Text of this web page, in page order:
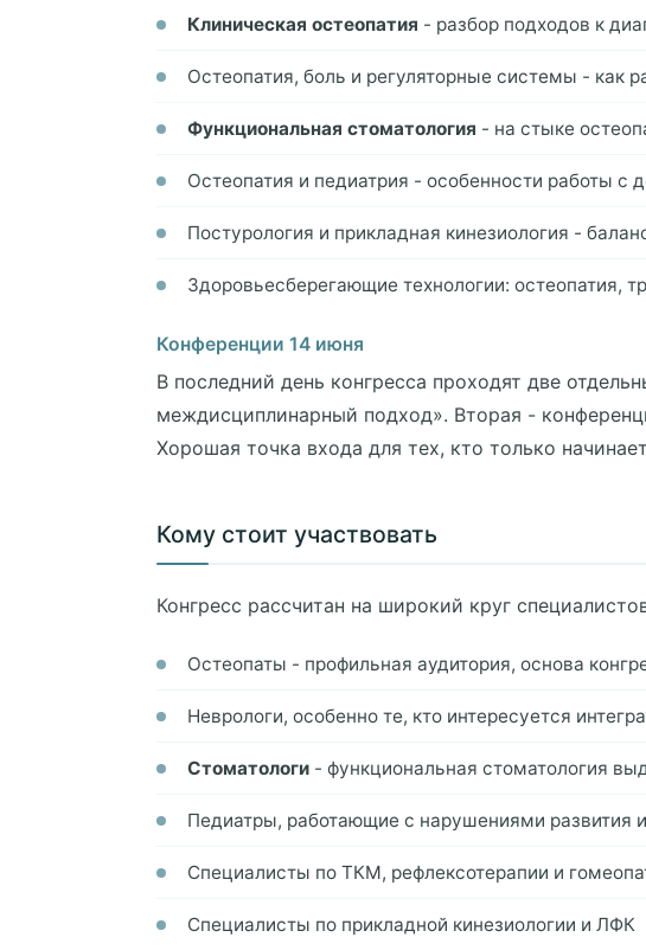
Клиническая остеопатия - разбор подходов к
Остеопатия, боль и регуляторные системы - как
Функциональная стоматология - на стыке
Остеопатия и педиатрия - особенности работы с
Постурология и прикладная кинезиология -
Здоровьесберегающие технологии: остеопатия,
Конференции 14 июня
В последний день конгресса проходят две
междисциплинарный подход». Вторая -
Хорошая точка входа для тех, кто только
Кому стоит участвовать
Конгресс рассчитан на широкий круг
Остеопаты - профильная аудитория, основа
Неврологи, особенно те, кто интересуется
Стоматологи - функциональная стоматология
Педиатры, работающие с нарушениями развития
Специалисты по ТКМ, рефлексотерапии и
Специалисты по прикладной кинезиологии и ЛФК